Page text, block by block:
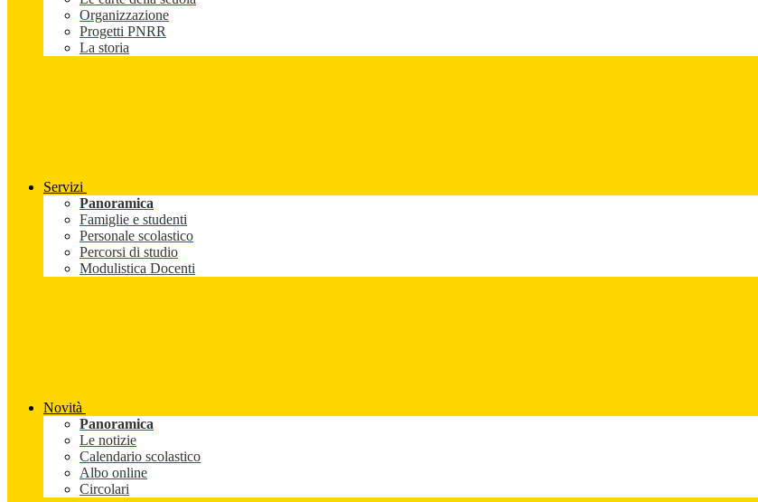
Organizzazione
Progetti PNRR
La storia
Servizi
Panoramica
Famiglie e studenti
Personale scolastico
Percorsi di studio
Modulistica Docenti
Novità
Panoramica
Le notizie
Calendario scolastico
Albo online
Circolari